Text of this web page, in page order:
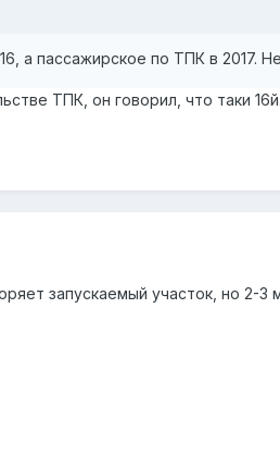
а пассажирское по ТПК в 2017.
ТПК, он говорил, что таки 16й.
запускаемый участок, но 2-